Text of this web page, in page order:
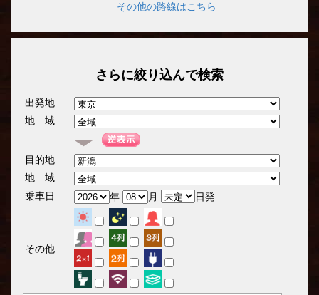
その他の路線はこちら
さらに絞り込んで検索
出発地
地 域
目的地
地 域
乗車日
年 月 日発
その他